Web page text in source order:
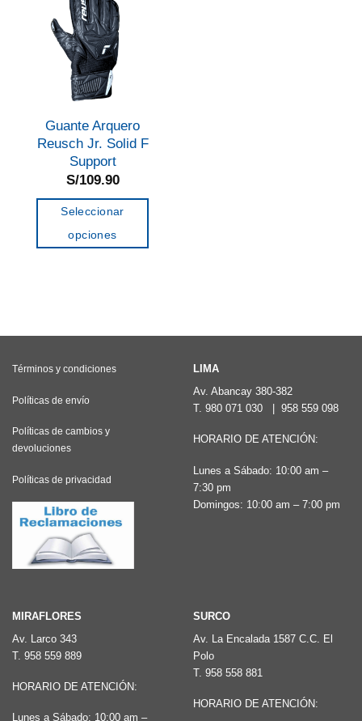
Guante Arquero
Reusch Jr. Solid F
Support
S/109.90
Seleccionar
opciones
Las
pueden
en
la
página
de
producto
Términos y condiciones
Políticas de envío
Políticas de cambios y
devoluciones
Políticas de privacidad
LIMA
Av. Abancay 380-382
T. 980 071 030 958 559 098
HORARIO DE ATENCIÓN:
Lunes a Sábado: 10:00 am –
7:30 pm
Domingos: 10:00 am – 7:00 pm
MIRAFLORES
Av. Larco 343
T. 958 559 889
HORARIO DE ATENCIÓN:
Lunes a Sábado: 10:00 am –
SURCO
Av. La Encalada 1587 C.C. El
Polo
T. 958 558 881
HORARIO DE ATENCIÓN: